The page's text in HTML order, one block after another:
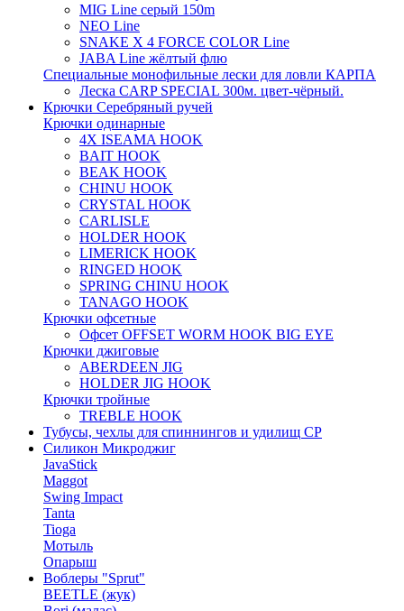
MIG Line серый 150m
NEO Line
SNAKE X 4 FORCE COLOR Line
JABA Line жёлтый флю
Специальные монофильные лески для ловли КАРПА
Леска CARP SPECIAL 300м. цвет-чёрный.
Крючки Серебряный ручей
Крючки одинарные
4X ISEAMA HOOK
BAIT HOOK
BEAK HOOK
CHINU HOOK
CRYSTAL HOOK
CARLISLE
HOLDER HOOK
LIMERICK HOOK
RINGED HOOK
SPRING CHINU HOOK
TANAGO HOOK
Крючки офсетные
Офсет OFFSET WORM HOOK BIG EYE
Крючки джиговые
ABERDEEN JIG
HOLDER JIG HOOK
Крючки тройные
TREBLE HOOK
Тубусы, чехлы для спиннингов и удилищ СР
Силикон Микроджиг
JavaStick
Maggot
Swing Impact
Tanta
Tioga
Мотыль
Опарыш
Воблеры "Sprut"
BEETLE (жук)